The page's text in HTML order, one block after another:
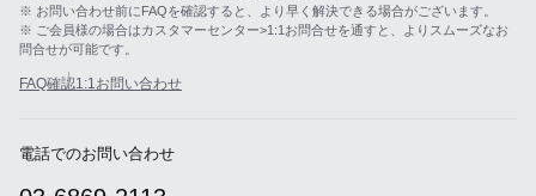
※ お問い合わせ前にFAQを確認すると、より早く解決できる場合がございます。
※ ご会員様の場合はカスタマーセンター>1:1お問合せを通すと、よりスムーズなお
問合せが可能です。
FAQ確認1:1お問い合わせ
電話でのお問い合わせ